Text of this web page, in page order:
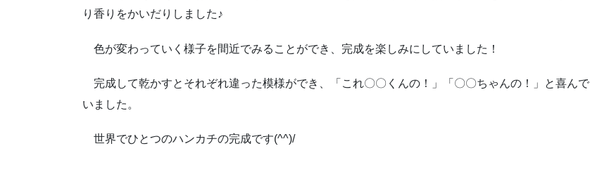
り香りをかいだりしました♪
色が変わっていく様子を間近でみることができ、完成を楽しみにしていました！
完成して乾かすとそれぞれ違った模様ができ、「これ〇〇くんの！」「〇〇ちゃんの！」と喜んで
いました。
世界でひとつのハンカチの完成です(^^)/